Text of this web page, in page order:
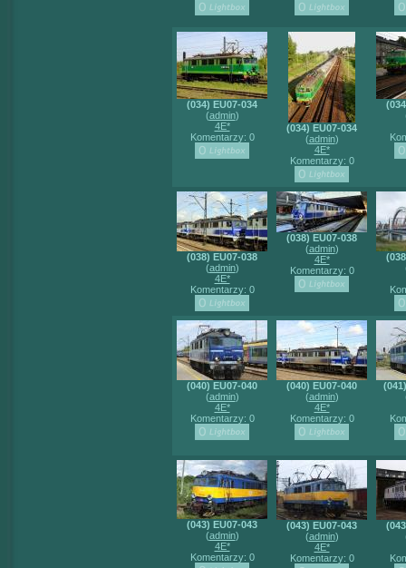
(034) EU07-034
(admin)
4E*
Komentarzy: 0
(034) EU07-034
(admin)
4E*
Komentarzy: 0
(038) EU07-038
(admin)
4E*
Komentarzy: 0
(038) EU07-038
(admin)
4E*
Komentarzy: 0
(040) EU07-040
(admin)
4E*
Komentarzy: 0
(040) EU07-040
(admin)
4E*
Komentarzy: 0
(043) EU07-043
(admin)
4E*
Komentarzy: 0
(043) EU07-043
(admin)
4E*
Komentarzy: 0